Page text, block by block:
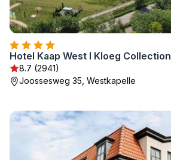
Hotel Kaap West I Kloeg Collection
8.7 (2941)
Joossesweg 35, Westkapelle